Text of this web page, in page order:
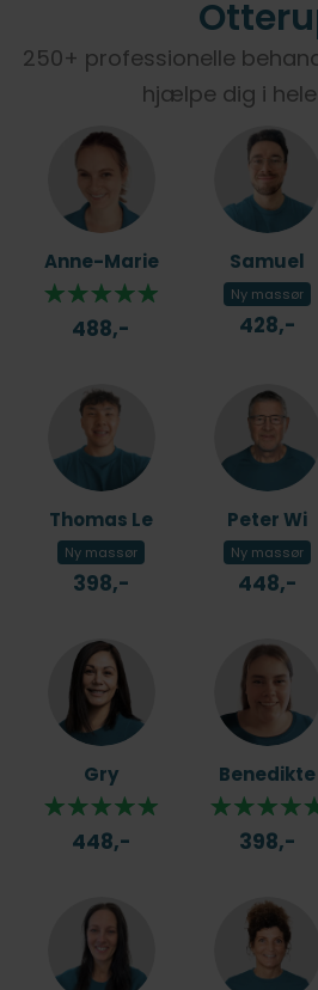
250+ professionelle
hjælpe dig i
Anne-Marie
488,-
Samuel
Ny massør
428,-
Thomas Le
Ny massør
398,-
Peter Wi
Ny massør
448,-
Gry
448,-
Benedikte
398,-